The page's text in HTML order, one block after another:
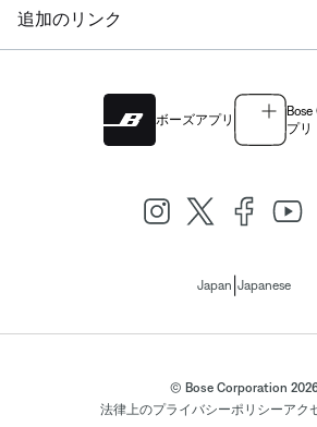
追加のリンク
ボーズアプリ
プリ
Japan Japanese
© Bose Corporation
法律上のプライバシーポリシーアク